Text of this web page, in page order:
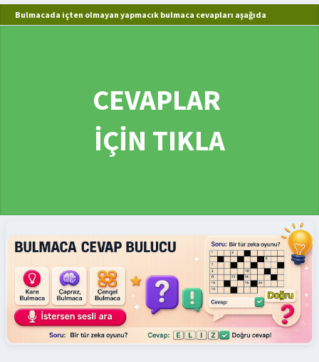
Bulmacada içten olmayan yapmacık bulmaca cevapları aşağıda
CEVAPLAR
İÇİN TIKLA